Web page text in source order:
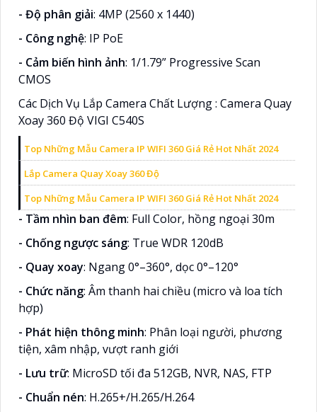
- Độ phân giải: 4MP (2560 x 1440)
- Công nghệ: IP PoE
- Cảm biến hình ảnh: 1/1.79” Progressive Scan
CMOS
Các Dịch Vụ Lắp Camera Chất Lượng : Camera Quay
Xoay 360 Độ VIGI C540S
Top Những Mẫu Camera IP WIFI 360 Giá Rẻ Hot Nhất 2024
Lắp Camera Quay Xoay 360 Độ
Top Những Mẫu Camera IP WIFI 360 Giá Rẻ Hot Nhất 2024
- Tầm nhìn ban đêm: Full Color, hồng ngoại 30m
- Chống ngược sáng: True WDR 120dB
- Quay xoay: Ngang 0°–360°, dọc 0°–120°
- Chức năng: Âm thanh hai chiều (micro và loa tích
hợp)
- Phát hiện thông minh: Phân loại người, phương
tiện, xâm nhập, vượt ranh giới
- Lưu trữ: MicroSD tối đa 512GB, NVR, NAS, FTP
- Chuẩn nén: H.265+/H.265/H.264